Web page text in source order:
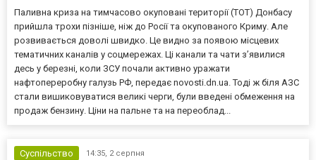
Паливна криза на тимчасово окуповані території (ТОТ) Донбасу
прийшла трохи пізніше, ніж до Росії та окупованого Криму. Але
розвивається доволі швидко. Це видно за появою місцевих
тематичних каналів у соцмережах. Ці канали та чати з’явилися
десь у березні, коли ЗСУ почали активно уражати
нафтопереробну галузь РФ, передає novosti.dn.ua. Тоді ж біля АЗС
стали вишиковуватися великі черги, були введені обмеження на
продаж бензину. Ціни на пальне та на переоблад...
Суспільство 14:35, 2 серпня